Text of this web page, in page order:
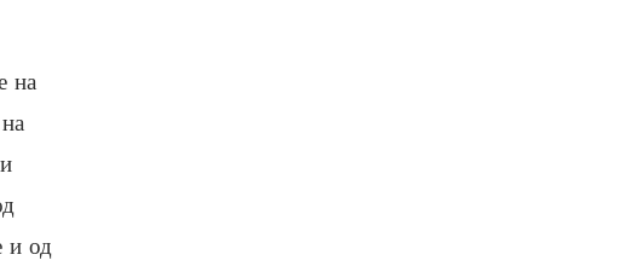
на
и од